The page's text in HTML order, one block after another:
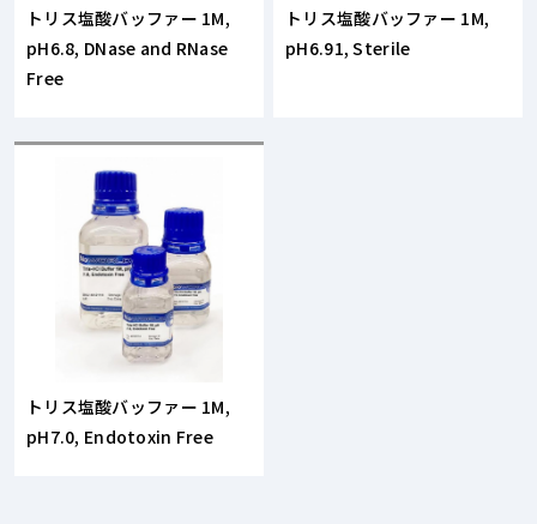
トリス塩酸バッファー 1M,
pH6.8, DNase and RNase
Free
トリス塩酸バッファー 1M,
pH6.91, Sterile
トリス塩酸バッファー 1M,
pH7.0, Endotoxin Free